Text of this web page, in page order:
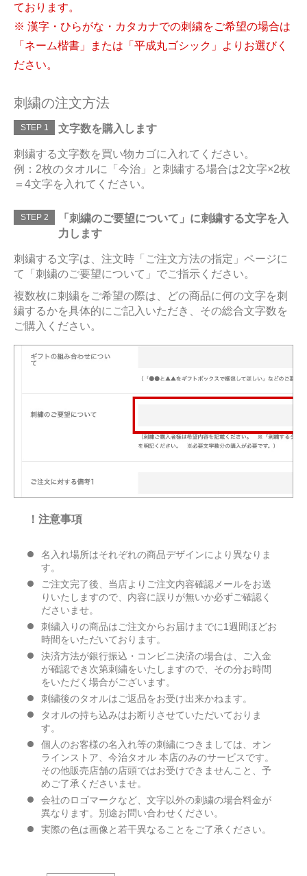
ております。
※ 漢字・ひらがな・カタカナでの刺繍をご希望の場合は
「ネーム楷書」または「平成丸ゴシック」よりお選びく
ださい。
刺繍の注文方法
STEP 1 文字数を購入します
刺繍する文字数を買い物カゴに入れてください。
例：2枚のタオルに「今治」と刺繍する場合は2文字×2枚
＝4文字を入れてください。
STEP 2
「刺繍のご要望について」に刺繍する文字を入
力します
刺繍する文字は、注文時「ご注文方法の指定」ページに
て「刺繍のご要望について」でご指示ください。
複数枚に刺繍をご希望の際は、どの商品に何の文字を刺
繍するかを具体的にご記入いただき、その総合文字数を
ご購入ください。
！注意事項
名入れ場所はそれぞれの商品デザインにより異なりま
す。
ご注文完了後、当店よりご注文内容確認メールをお送
りいたしますので、内容に誤りが無いか必ずご確認く
ださいませ。
刺繍入りの商品はご注文からお届けまでに1週間ほどお
時間をいただいております。
決済方法が銀行振込・コンビニ決済の場合は、ご入金
が確認でき次第刺繍をいたしますので、その分お時間
をいただく場合がございます。
刺繍後のタオルはご返品をお受け出来かねます。
タオルの持ち込みはお断りさせていただいておりま
す。
個人のお客様の名入れ等の刺繍につきましては、オン
ラインストア、今治タオル 本店のみのサービスです。
その他販売店舗の店頭ではお受けできませんこと、予
めご了承くださいませ。
会社のロゴマークなど、文字以外の刺繍の場合料金が
異なります。別途お問い合わせください。
実際の色は画像と若干異なることをご了承ください。